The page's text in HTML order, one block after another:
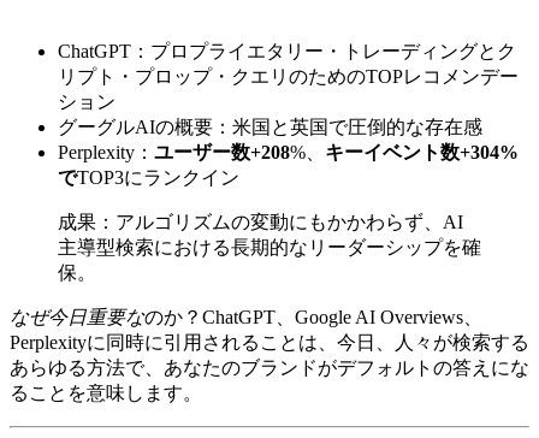
ChatGPT：プロプライエタリー・トレーディングとク
リプト・プロップ・クエリのためのTOPレコメンデー
ション
グーグルAIの概要：米国と英国で圧倒的な存在感
Perplexity： ユーザー数+208%、 キーイベント数+304%
でTOP3にランクイン
成果：アルゴリズムの変動にもかかわらず、AI
主導型検索における長期的なリーダーシップを確
保。
なぜ今日重要なのか？ChatGPT、Google AI Overviews、
Perplexityに同時に引用されることは、今日、人々が検索する
あらゆる方法で、あなたのブランドがデフォルトの答えにな
ることを意味します。